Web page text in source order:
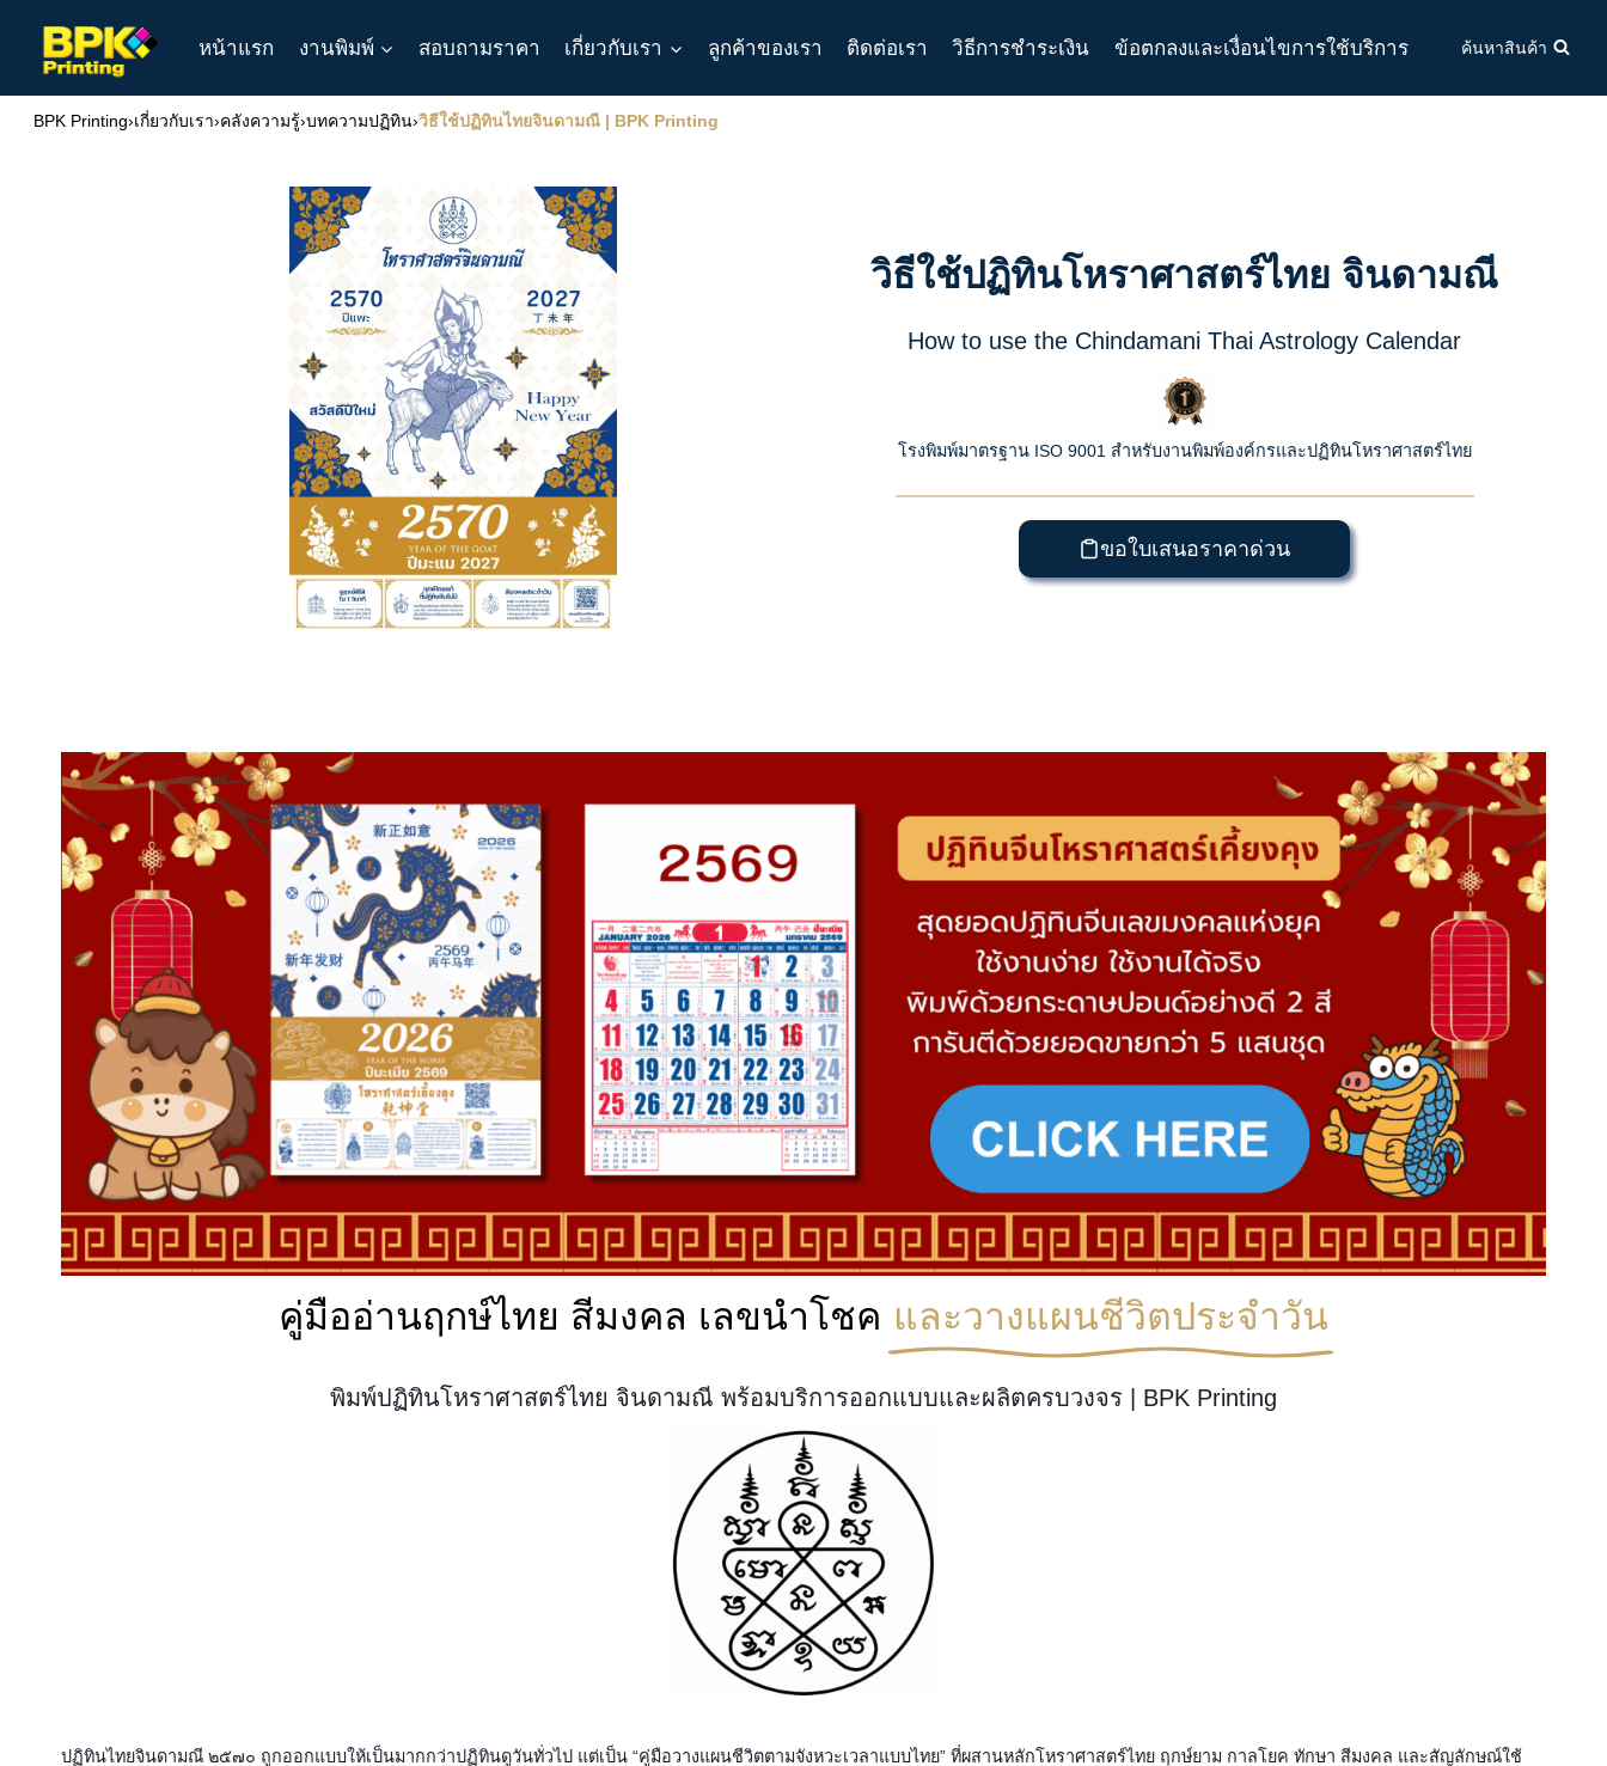
content
หน้าแรก งานพิมพ์ สอบถามราคา เกี่ยวกับเรา ลูกค้าของเรา ติดต่อเรา วิธีการชำระเงิน ข้อตกลงและเงื่อนไขการใช้บริการ ค้นหาสินค้า
BPK Printing›เกี่ยวกับเรา›คลังความรู้›บทความปฏิทิน›วิธีใช้ปฏิทินไทยจินดามณี | BPK Printing
วิธีใช้ปฏิทินโหราศาสตร์ไทย จินดามณี
How to use the Chindamani Thai Astrology Calendar
โรงพิมพ์มาตรฐาน ISO 9001 สำหรับงานพิมพ์องค์กรและปฏิทินโหราศาสตร์ไทย
ขอใบเสนอราคาด่วน
คู่มืออ่านฤกษ์ไทย สีมงคล เลขนำโชค และวางแผนชีวิตประจำวัน
พิมพ์ปฏิทินโหราศาสตร์ไทย จินดามณี พร้อมบริการออกแบบและผลิตครบวงจร | BPK Printing
ปฏิทินไทยจินดามณี ๒๕๗๐ ถูกออกแบบให้เป็นมากกว่าปฏิทินดูวันทั่วไป แต่เป็น “คู่มือวางแผนชีวิตตามจังหวะเวลาแบบไทย” ที่ผสานหลักโหราศาสตร์ไทย ฤกษ์ยาม กาลโยค ทักษา สีมงคล และสัญลักษณ์ใช้